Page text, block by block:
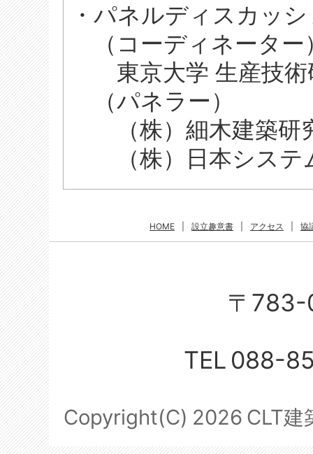
・パネルディスカッ
（コーディネーター
東京大学 生産技術
（パネラー）
（株）細木建築研
（株）日本システ
HOME 設立趣意書 アクセス 協
〒
TEL 088-
Copyright(C) 2026 CLT建